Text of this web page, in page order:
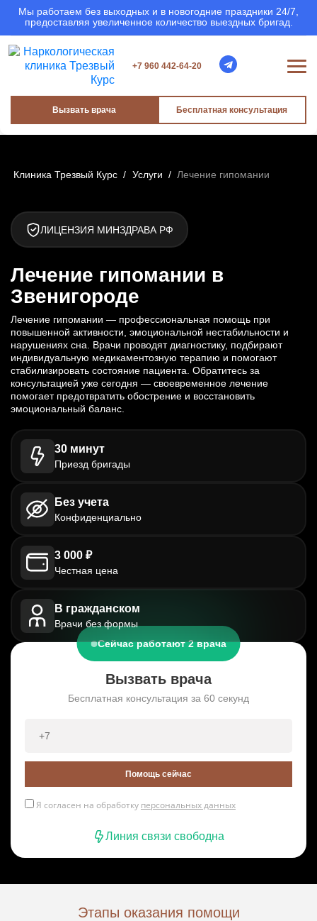
Мы работаем без выходных и в новогодние праздники 24/7,
предоставляя увеличенное количество выездных бригад.
+7 960 442-64-20
Вызвать врача Бесплатная консультация
Клиника Трезвый Курс / Услуги / Лечение гипомании
ЛИЦЕНЗИЯ МИНЗДРАВА РФ
Лечение гипомании в
Звенигороде
Лечение гипомании — профессиональная помощь при
повышенной активности, эмоциональной нестабильности и
нарушениях сна. Врачи проводят диагностику, подбирают
индивидуальную медикаментозную терапию и помогают
стабилизировать состояние пациента. Обратитесь за
консультацией уже сегодня — своевременное лечение
помогает предотвратить обострение и восстановить
эмоциональный баланс.
30 минут
Приезд бригады
Без учета
Конфиденциально
3 000 ₽
Честная цена
В гражданском
Врачи без формы
Сейчас работают 2 врача
Вызвать врача
Бесплатная консультация за 60 секунд
Помощь сейчас
Я согласен на обработку персональных данных
Линия связи свободна
Этапы оказания помощи